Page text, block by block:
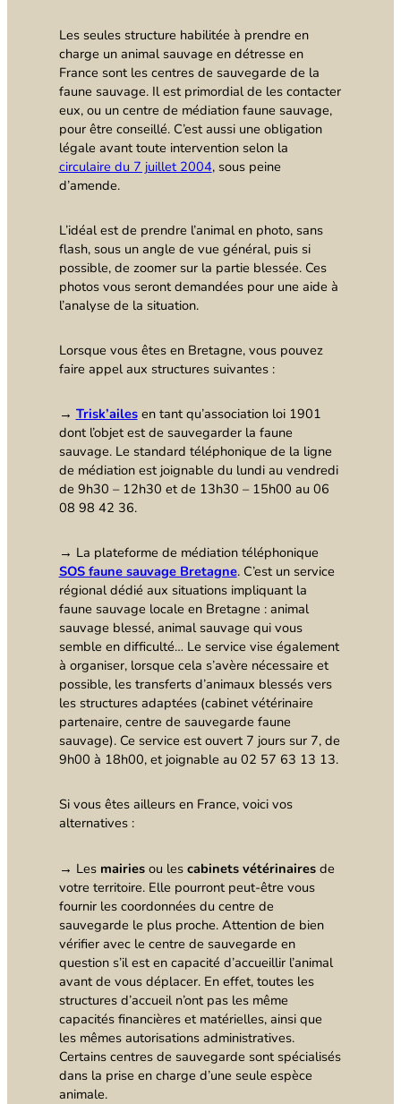
Les seules structure habilitée à prendre en
charge un animal sauvage en détresse en
France sont les centres de sauvegarde de la
faune sauvage. Il est primordial de les contacter
eux, ou un centre de médiation faune sauvage,
pour être conseillé. C’est aussi une obligation
légale avant toute intervention selon la
circulaire du 7 juillet 2004, sous peine
d’amende.
L’idéal est de prendre l’animal en photo, sans
flash, sous un angle de vue général, puis si
possible, de zoomer sur la partie blessée. Ces
photos vous seront demandées pour une aide à
l’analyse de la situation.
Lorsque vous êtes en Bretagne, vous pouvez
faire appel aux structures suivantes :
→ Trisk’ailesen tant qu’association loi 1901
dont l’objet est de sauvegarder la faune
sauvage. Le standard téléphonique de la ligne
de médiation est joignable du lundi au vendredi
de 9h30 – 12h30 et de 13h30 – 15h00 au 06
08 98 42 36.
→ La plateforme de médiation téléphonique
SOS faune sauvage Bretagne. C’est un service
régional dédié aux situations impliquant la
faune sauvage locale en Bretagne : animal
sauvage blessé, animal sauvage qui vous
semble en difficulté… Le service vise également
à organiser, lorsque cela s’avère nécessaire et
possible, les transferts d’animaux blessés vers
les structures adaptées (cabinet vétérinaire
partenaire, centre de sauvegarde faune
sauvage). Ce service est ouvert 7 jours sur 7, de
9h00 à 18h00, et joignable au 02 57 63 13 13.
Si vous êtes ailleurs en France, voici vos
alternatives :
→ Les mairiesou les cabinets vétérinairesde
votre territoire. Elle pourront peut-être vous
fournir les coordonnées du centre de
sauvegarde le plus proche. Attention de bien
vérifier avec le centre de sauvegarde en
question s’il est en capacité d’accueillir l’animal
avant de vous déplacer. En effet, toutes les
structures d’accueil n’ont pas les même
capacités financières et matérielles, ainsi que
les mêmes autorisations administratives.
Certains centres de sauvegarde sont spécialisés
dans la prise en charge d’une seule espèce
animale.